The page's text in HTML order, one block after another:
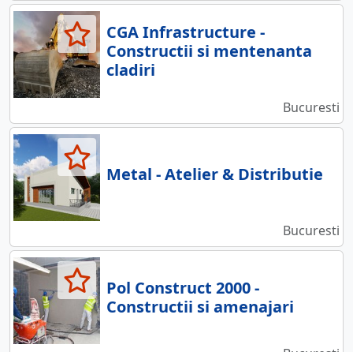
CGA Infrastructure -
Constructii si mentenanta
cladiri
Bucuresti
Metal - Atelier & Distributie
Bucuresti
Pol Construct 2000 -
Constructii si amenajari